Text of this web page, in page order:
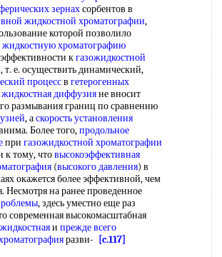
зернахсорбентов в
жидкостной хроматографии,
которой позволило
жидкостную хроматографию
кгазожидкостной
, т. е. осуществить динамический,
процессв гетерогенных
жидкостная диффузияне вносит
размывания границ по сравнению
, аскорость установления
Более того,продольное
при газожидкостной хроматографии
к тому, чтовысокоэффективная
(высокого давления) в
окажется более эффективной, чем
Несмотря на ранее проведенное
, здесь уместно еще раз
современная высокомасштабная
и прежде всего
разви-
[c.117]